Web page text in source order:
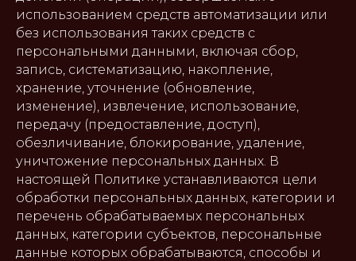
использованием средств автоматизации или
без использования таких средств с
персональными данными, включая сбор,
запись, систематизацию, накопление,
хранение, уточнение (обновление,
изменение), извлечение, использование,
передачу (предоставление, доступ),
обезличивание, блокирование, удаление,
уничтожение персональных данных. В
настоящей Политике устанавливаются цели
обработки персональных данных, категории и
перечень обрабатываемых персональных
данных, категории субъектов, персональные
данные которых обрабатываются, способы и